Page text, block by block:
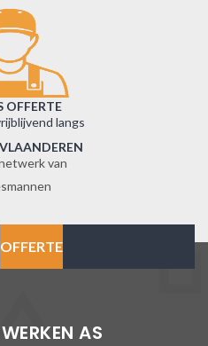
OFFERTE
langs
van
OFFERTE
AS